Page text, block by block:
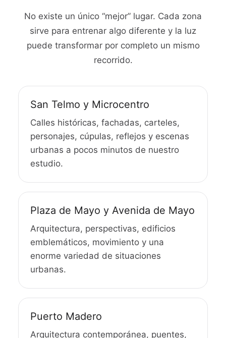
No existe un único “mejor” lugar. Cada zona
sirve para entrenar algo diferente y la luz
puede transformar por completo un mismo
recorrido.
San Telmo y Microcentro
Calles históricas, fachadas, carteles,
personajes, cúpulas, reflejos y escenas
urbanas a pocos minutos de nuestro
estudio.
Plaza de Mayo y Avenida de Mayo
Arquitectura, perspectivas, edificios
emblemáticos, movimiento y una
enorme variedad de situaciones
urbanas.
Puerto Madero
Arquitectura contemporánea, puentes,